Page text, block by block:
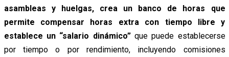
asambleas y huelgas, crea un banco de horas que
permite compensar horas extra con tiempo libre y
establece un “salario dinámico”que puede establecerse
por tiempo o por rendimiento, incluyendo comisiones